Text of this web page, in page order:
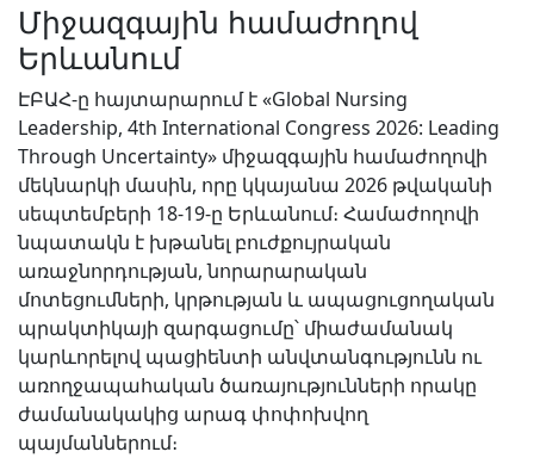
Միջազգային համաժողով
Երևանում
ԷԲԱՀ-ը հայտարարում է «Global Nursing
Leadership, 4th International Congress 2026: Leading
Through Uncertainty» միջազգային համաժողովի
մեկնարկի մասին, որը կկայանա 2026 թվականի
սեպտեմբերի 18-19-ը Երևանում։ Համաժողովի
նպատակն է խթանել բուժքույրական
առաջնորդության, նորարարական
մոտեցումների, կրթության և ապացուցողական
պրակտիկայի զարգացումը՝ միաժամանակ
կարևորելով պացիենտի անվտանգությունն ու
առողջապահական ծառայությունների որակը
ժամանակակից արագ փոփոխվող
պայմաններում։